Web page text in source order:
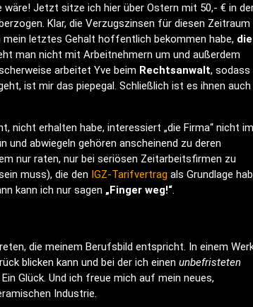
Jetzt sitze ich hier über Ostern mit 50,- € in
Klar, die Verzugszinsen für diesen Zeitraum
mein letztes Gehalt hoffentlich bekommen habe, die
man nicht mit Arbeitnehmern um und außerdem
arbeitet Yve beim Rechtsanwalt, sodass
ist mir das piepegal. Schließlich ist es ihnen auch
nicht erhalten habe, interessiert „die Firma“ nicht im
und abwiegeln gehören anscheinend zu deren
nur raten, nur bei seriösen Zeitarbeitsfirmen zu
muss), die den IGZ-Tarifvertrag als Grundlage
kann ich nur sagen „Finger weg!“.
die meinem Berufsbild entspricht. In einem
blicken kann und bei der ich einen unbefristeten
Glück. Und ich freue mich auf mein neues,
Industrie.